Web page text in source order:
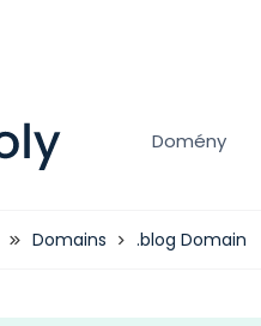
Domény
Domains .blog Domain